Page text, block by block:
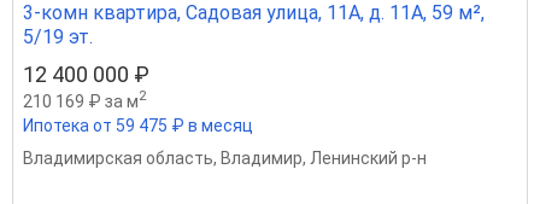
3-комн квартира, Садовая улица, 11А, д. 11А, 59 м²,
5/19 эт.
12 400 000 ₽
210 169 ₽ за м2
Ипотека от 59 475 ₽ в месяц
Владимирская область, Владимир, Ленинский р-н